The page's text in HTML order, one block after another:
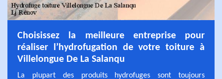
Choisissez la meilleure entreprise pour
réaliser l’hydrofugation de votre toiture à
Villelongue De La Salanqu
La plupart des produits hydrofuges sont toujours